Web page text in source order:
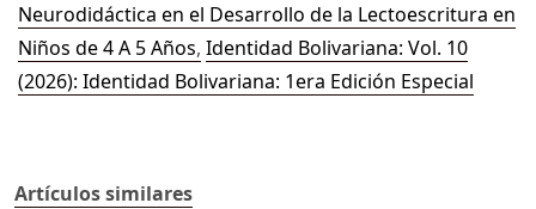
Neurodidáctica en el Desarrollo de la Lectoescritura en
Niños de 4 A 5 Años, Identidad Bolivariana: Vol. 10
(2026): Identidad Bolivariana: 1era Edición Especial
Artículos similares